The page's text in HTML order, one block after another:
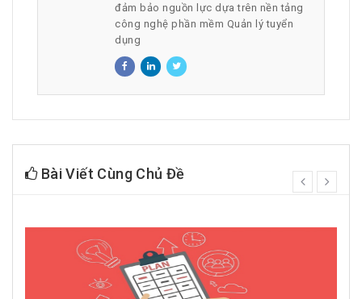
đảm bảo nguồn lực dựa trên nền tảng
công nghệ phần mềm Quản lý tuyển
dụng
Bài Viết Cùng Chủ Đề
prev